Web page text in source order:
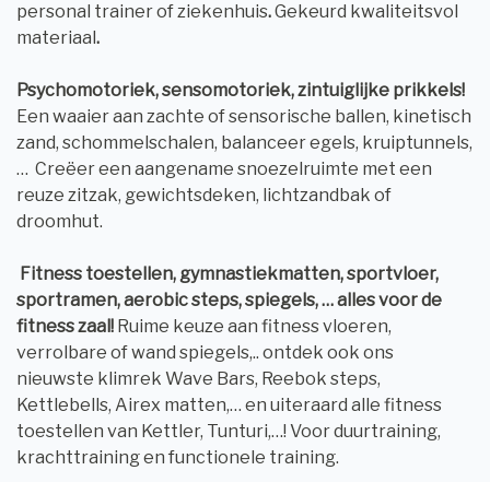
personal trainer of ziekenhuis.Gekeurd kwaliteitsvol
materiaal.
Psychomotoriek, sensomotoriek, zintuiglijke prikkels!
Een waaier aan zachte of sensorische ballen, kinetisch
zand, schommelschalen, balanceer egels, kruiptunnels,
… Creëer een aangename snoezelruimte met een
reuze zitzak, gewichtsdeken, lichtzandbak of
droomhut.
Fitness toestellen, gymnastiekmatten, sportvloer,
sportramen, aerobic steps, spiegels, … alles voor de
fitness zaal! Ruime keuze aan fitness vloeren,
verrolbare of wand spiegels,.. ontdek ook ons
nieuwste klimrek Wave Bars, Reebok steps,
Kettlebells, Airex matten,… en uiteraard alle fitness
toestellen van Kettler, Tunturi,…! Voor duurtraining,
krachttraining en functionele training.